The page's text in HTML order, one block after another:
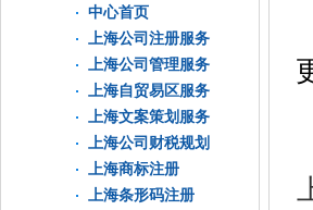
中心首页
上海公司注册服务
上海公司管理服务
上海自贸易区服务
上海文案策划服务
上海公司财税规划
上海商标注册
上海条形码注册